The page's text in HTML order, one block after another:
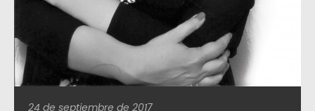
24 de septiembre de 2017